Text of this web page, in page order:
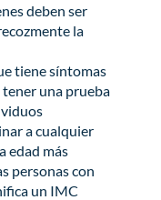
deben ser
la
tiene síntomas
una prueba
a cualquier
edad más
personas con
un IMC